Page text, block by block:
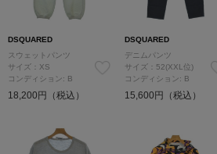
DSQUARED
スウェットパンツ
サイズ：XS
コンディション: B
18,200円（税込）
DSQUARED
デニムパンツ
サイズ：52(XXL位)
コンディション: B
15,600円（税込）